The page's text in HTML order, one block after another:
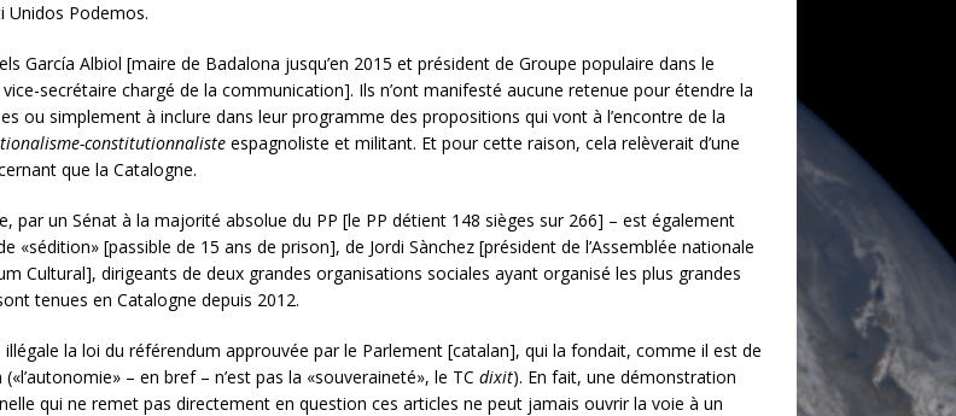
Unidos Podemos.
García Albiol [maire de Badalona jusqu’en 2015 et président de Groupe populaire dans le
secrétaire chargé de la communication]. Ils n’ont manifesté aucune retenue pour étendre la
ou simplement à inclure dans leur programme des propositions qui vont à l’encontre de la
constitutionnaliste espagnoliste et militant. Et pour cette raison, cela relèverait d’une
que la Catalogne.
par un Sénat à la majorité absolue du PP [le PP détient 148 sièges sur 266] – est également
«sédition» [passible de 15 ans de prison], de Jordi Sànchez [président de l’Assemblée nationale
Cultural], dirigeants de deux grandes organisations sociales ayant organisé les plus grandes
tenues en Catalogne depuis 2012.
la loi du référendum approuvée par le Parlement [catalan], qui la fondait, comme il est de
– en bref – n’est pas la «souveraineté», le TC dixit). En fait, une démonstration
qui ne remet pas directement en question ces articles ne peut jamais ouvrir la voie à un